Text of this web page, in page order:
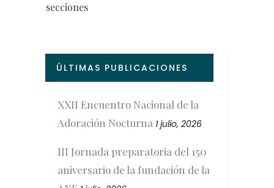
secciones
ÚLTIMAS PUBLICACIONES
XXII Encuentro Nacional de la
Adoración Nocturna 1 julio, 2026
III Jornada preparatoria del 150
aniversario de la fundación de la